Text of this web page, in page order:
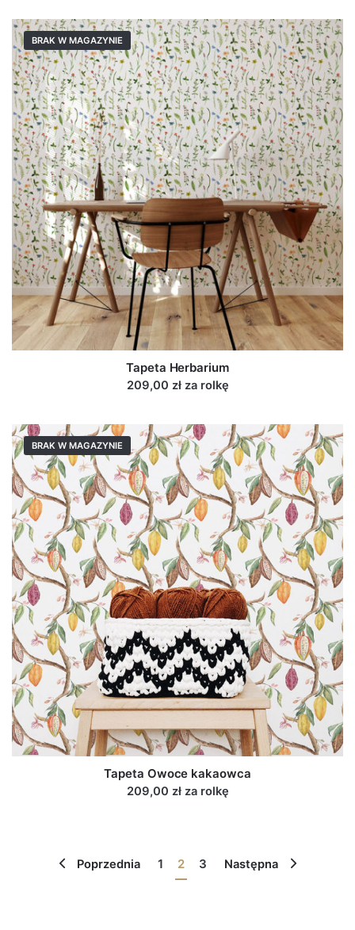
BRAK W MAGAZYNIE
Tapeta Herbarium
209,00 zł za rolkę
BRAK W MAGAZYNIE
Tapeta Owoce kakaowca
209,00 zł za rolkę
Poprzednia 1 2 3 Następna